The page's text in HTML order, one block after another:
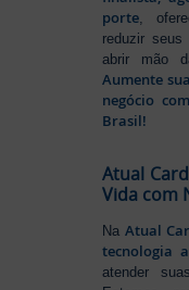
porte,
reduzir
abrir mão
Aumente
negócio
Brasil!
Atual
Vida com
Na Atual
tecnologia
atender